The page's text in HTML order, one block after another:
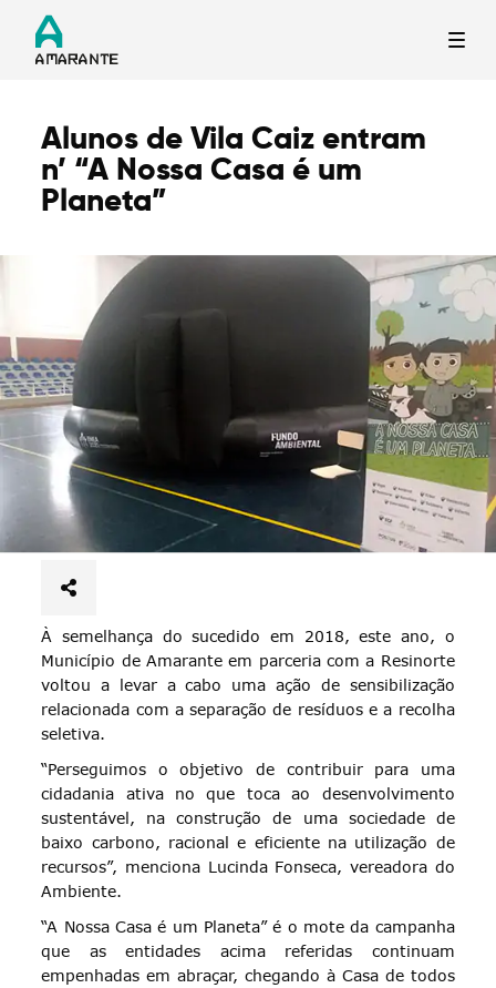
Termo de Pesquisa
Categorias gerais
Filtros
Alunos de Vila Caiz entram
n’ “A Nossa Casa é um
Planeta”
À semelhança do sucedido em 2018, este ano, o
Município de Amarante em parceria com a Resinorte
voltou a levar a cabo uma ação de sensibilização
relacionada com a separação de resíduos e a recolha
seletiva.
“Perseguimos o objetivo de contribuir para uma
cidadania ativa no que toca ao desenvolvimento
sustentável, na construção de uma sociedade de
baixo carbono, racional e eficiente na utilização de
recursos”, menciona Lucinda Fonseca, vereadora do
Ambiente.
“A Nossa Casa é um Planeta” é o mote da campanha
que as entidades acima referidas continuam
empenhadas em abraçar, chegando à Casa de todos